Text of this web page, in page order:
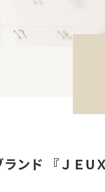
ランド 『ＪＥU